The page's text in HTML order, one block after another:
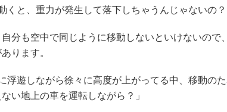
くと、重力が発生して落下しちゃうんじゃないの？
分も空中で同じように移動しないといけないので
ります。
浮遊しながら徐々に高度が上がってる中、移動の
い地上の車を運転しながら？」